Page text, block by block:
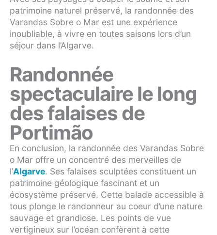
patrimoine naturel préservé, la randonnée des
Varandas Sobre o Mar est une expérience
inoubliable, à vivre en toutes saisons lors d’un
séjour dans l’Algarve.
Randonnée
spectaculaire le long
des falaises de
Portimão
En conclusion, la randonnée des Varandas Sobre
o Mar offre un concentré des merveilles de
l’Algarve. Ses falaises sculptées constituent un
patrimoine géologique fascinant et un
écosystème préservé. Cette balade accessible à
tous plonge le randonneur au coeur d’une nature
sauvage et grandiose. Les points de vue
vertigineux sur l’océan confèrent à cette